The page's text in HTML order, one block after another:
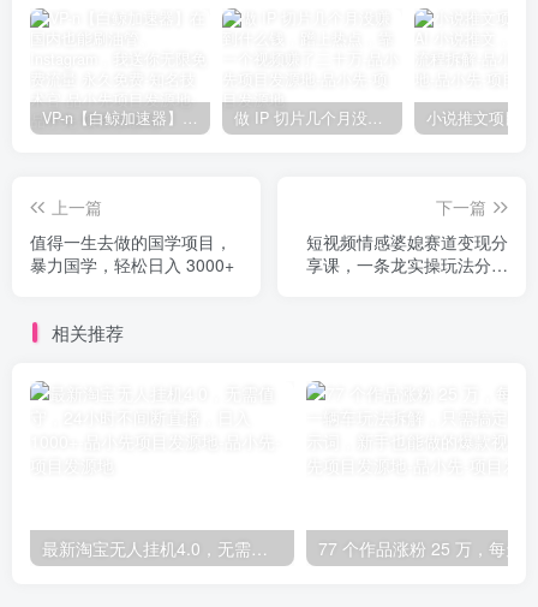
VP-n【白鲸加速器】在国内也能刷油管、Instagram，我送你无限免费流量 永久免费-知名技术官-品小先项目发源地 做 IP 切片几个月没赚到什么钱，蹭上热点，靠一个视频赚了二十万-品小先项目发源地
上一篇
值得一生去做的国学项目，
暴力国学，轻松日入 3000+
下一篇
短视频情感婆媳赛道变现分
享课，一条龙实操玩法分享
相关推荐
最新淘宝无人挂机4.0，无需值守，24小时不间断直播，日入1000+-品小先项目发源地